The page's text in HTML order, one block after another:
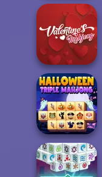
Mahjong Time
Valentine
Mahjong